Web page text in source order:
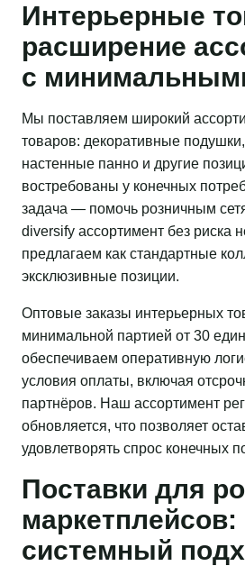
Интерьерные
расширение
с
Мы поставляем широкий
товаров: декоративные
настенные панно и другие
востребованы у конечных
задача — помочь розничным
diversify ассортимент без риска
предлагаем как стандартные
эксклюзивные позиции.
Оптовые заказы интерьерных
минимальной партией от 30
обеспечиваем оперативную
условия оплаты, включая
партнёров. Наш ассортимент
обновляется, что позволяет
удовлетворять спрос конечных
Поставки для
маркетплейсов:
системный